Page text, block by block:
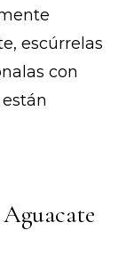
escúrrelas
con